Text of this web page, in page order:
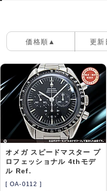
価格の交渉
アーカイブ
価格順▲ 更新
オメガ スピードマスター プ
ロフェッショナル 4thモデ
ル Ref.
[ OA-0112 ]